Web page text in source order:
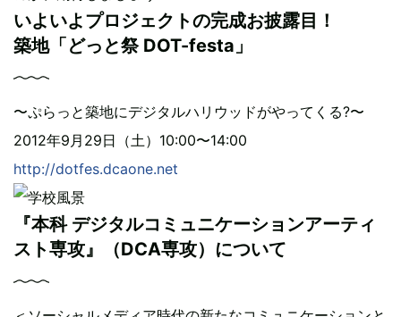
いよいよプロジェクトの完成お披露目！
築地「どっと祭 DOT-festa」
〜ぷらっと築地にデジタルハリウッドがやってくる?〜
2012年9月29日（土）10:00〜14:00
http://dotfes.dcaone.net
『本科 デジタルコミュニケーションアーティ
スト専攻』（DCA専攻）について